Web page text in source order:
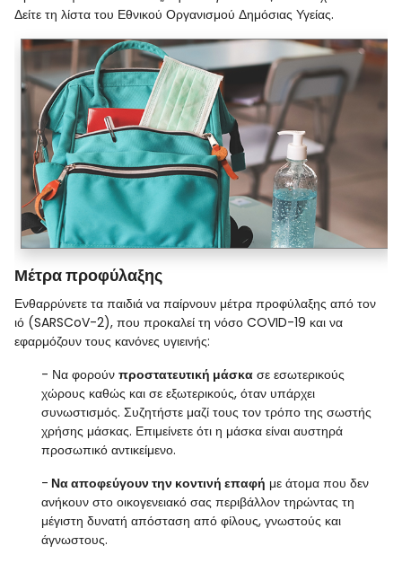
Δείτε τη λίστα του Εθνικού Οργανισμού Δημόσιας Υγείας.
Μέτρα προφύλαξης
Ενθαρρύνετε τα παιδιά να παίρνουν μέτρα προφύλαξης από τον
ιό (SARSCoV-2), που προκαλεί τη νόσο COVID-19 και να
εφαρμόζουν τους κανόνες υγιεινής:
- Να φορούν προστατευτική μάσκα σε εσωτερικούς
χώρους καθώς και σε εξωτερικούς, όταν υπάρχει
συνωστισμός. Συζητήστε μαζί τους τον τρόπο της σωστής
χρήσης μάσκας. Επιμείνετε ότι η μάσκα είναι αυστηρά
προσωπικό αντικείμενο.
- Να αποφεύγουν την κοντινή επαφή με άτομα που δεν
ανήκουν στο οικογενειακό σας περιβάλλον τηρώντας τη
μέγιστη δυνατή απόσταση από φίλους, γνωστούς και
άγνωστους.